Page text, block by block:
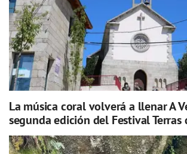
La música coral volverá a llenar A
segunda edición del Festival Terras